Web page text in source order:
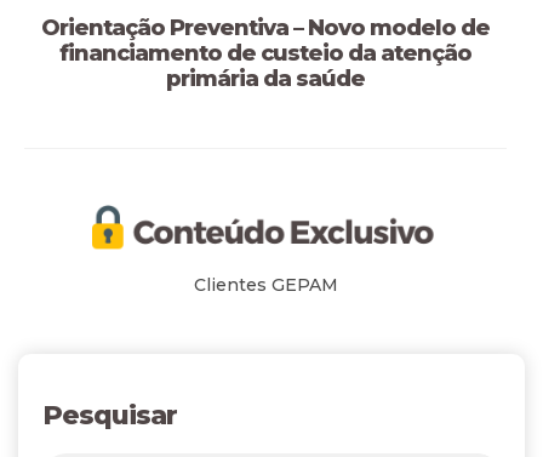
Orientação Preventiva – Novo modelo de
financiamento de custeio da atenção
primária da saúde
Clientes GEPAM
Pesquisar